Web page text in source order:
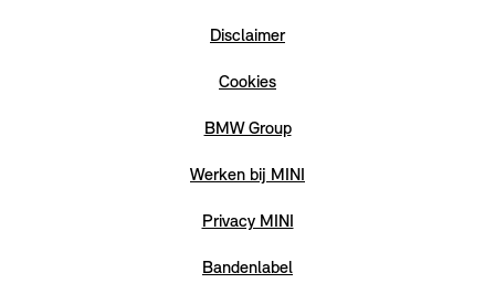
Disclaimer
Cookies
BMW Group
Werken bij MINI
Privacy MINI
Bandenlabel